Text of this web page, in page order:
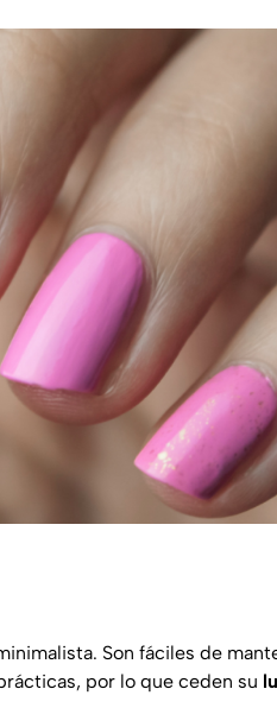
Son fáciles de
por lo que ceden su